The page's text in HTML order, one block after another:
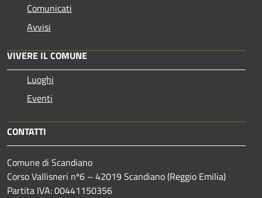
Comunicati
Avvisi
VIVERE IL COMUNE
Luoghi
Eventi
CONTATTI
Comune di Scandiano
Corso Vallisneri nº6 – 42019 Scandiano (Reggio Emilia)
Partita IVA: 00441150356